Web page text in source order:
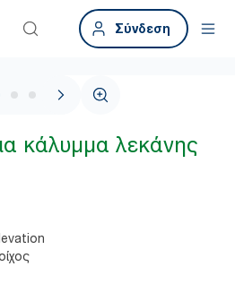
Σύνδεση
1 / 3
κάλυμμα λεκάνης